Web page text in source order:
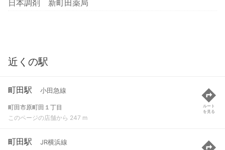
日本調剤 新町田薬局
近くの駅
町田駅 小田急線
町田市原町田１丁目
このページの店舗から 247 m
ルート
を見る
町田駅 JR横浜線